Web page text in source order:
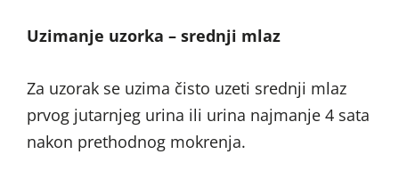
Uzimanje uzorka – srednji mlaz
Za uzorak se uzima čisto uzeti srednji mlaz
prvog jutarnjeg urina ili urina najmanje 4 sata
nakon prethodnog mokrenja.